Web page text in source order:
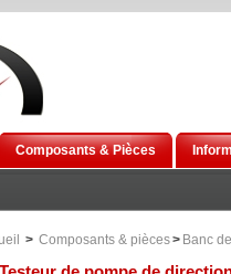
Composants & Pièces
> Composants & pièces> Banc